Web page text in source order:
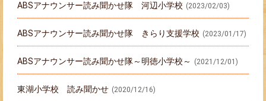
ABSアナウンサー読み聞かせ隊 河辺小学校 (2023/02/03)
ABSアナウンサー読み聞かせ隊 きらり支援学校 (2023/01/17)
ABSアナウンサー読み聞かせ隊～明徳小学校～ (2021/12/01)
東湖小学校 読み聞かせ (2020/12/16)